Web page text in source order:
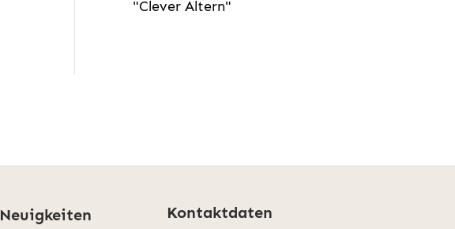
"Clever Altern"
Neuigkeiten Kontaktdaten